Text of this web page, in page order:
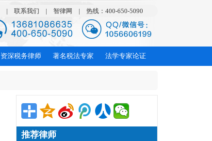
| 联系我们 | 智律网 | 热线：400-650-5090
资深税务律师 著名税法专家 法学专家论证
推荐律师